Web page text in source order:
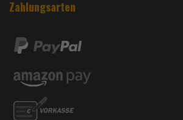
Zahlungsarten